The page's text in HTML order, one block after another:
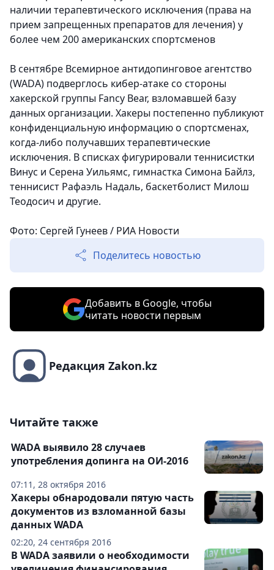
наличии терапевтического исключения (права на
прием запрещенных препаратов для лечения) у
более чем 200 американских спортсменов
В сентябре Всемирное антидопинговое агентство
(WADA) подверглось кибер-атаке со стороны
хакерской группы Fancy Bear, взломавшей базу
данных организации. Хакеры постепенно публикуют
конфиденциальную информацию о спортсменах,
когда-либо получавших терапевтические
исключения. В списках фигурировали теннисистки
Винус и Серена Уильямс, гимнастка Симона Байлз,
теннисист Рафаэль Надаль, баскетболист Милош
Теодосич и другие.
Фото: Сергей Гунеев / РИА Новости
Поделитесь новостью
Добавить в Google, чтобы
читать новости первым
Редакция Zakon.kz
Читайте также
07:11, 28 октября 2016
WADA выявило 28 случаев
употребления допинга на ОИ-2016
02:20, 24 сентября 2016
Хакеры обнародовали пятую часть
документов из взломанной базы
данных WADA
В WADA заявили о необходимости